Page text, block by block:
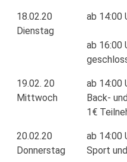
18.02.20
Dienstag
ab 14:00
ab 16:00
19.02. 20
Mittwoch
ab 14:00
Back-
1€
20.02.20
Donnerstag
ab 14:00
Sport